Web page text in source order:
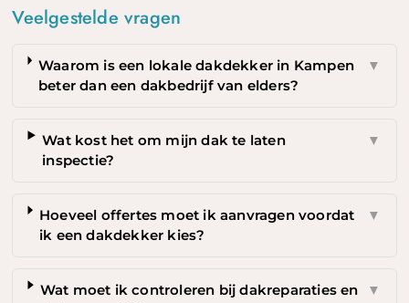
Veelgestelde vragen
Waarom is een lokale dakdekker in Kampen
beter dan een dakbedrijf van elders?
▼
Wat kost het om mijn dak te laten
inspectie?
▼
Hoeveel offertes moet ik aanvragen voordat
ik een dakdekker kies?
▼
Wat moet ik controleren bij dakreparaties en
▼